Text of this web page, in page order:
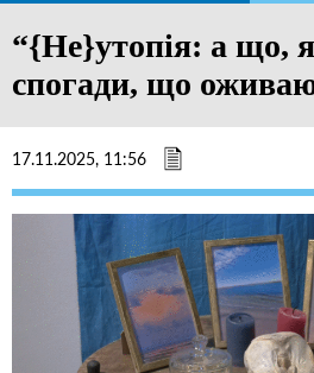
“‎{Не}утопія: а що,
спогади, що
17.11.2025, 11:56